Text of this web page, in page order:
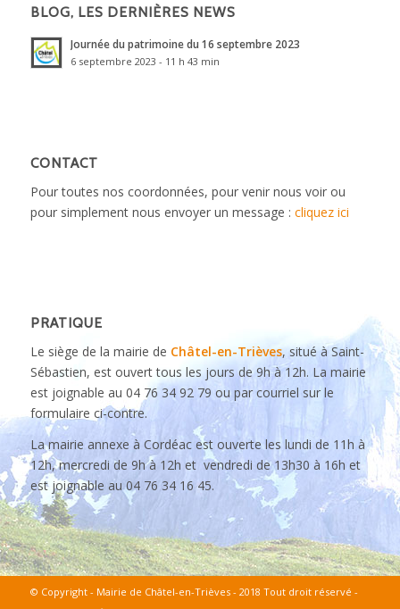
BLOG, LES DERNIÈRES NEWS
Journée du patrimoine du 16 septembre 2023
6 septembre 2023 - 11 h 43 min
CONTACT
Pour toutes nos coordonnées, pour venir nous voir ou
pour simplement nous envoyer un message : cliquez ici
PRATIQUE
Le siège de la mairie de Châtel-en-Trièves, situé à Saint-
Sébastien, est ouvert tous les jours de 9h à 12h. La mairie
est joignable au 04 76 34 92 79 ou par courriel sur le
formulaire ci-contre.
La mairie annexe à Cordéac est ouverte les lundi de 11h à
12h, mercredi de 9h à 12h et vendredi de 13h30 à 16h et
est joignable au 04 76 34 16 45.
© Copyright - Mairie de Châtel-en-Trièves - 2018 Tout droit réservé -